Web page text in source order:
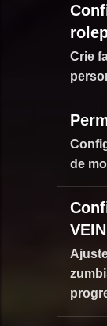
Crie
de
VEIN